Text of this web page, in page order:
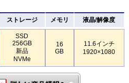
ストレージ メモリ 液晶/解像度
SSD
256GB
新品
NVMe
16
GB
11.6インチ
1920×1080